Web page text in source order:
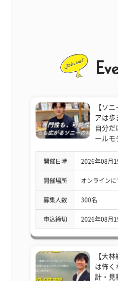
【ソ
アは歩
自分だ
ールモ
開催日時 2026年08月
開催場所 オンラインに
募集人数 300名
申込締切 2026年08月
【大
は怖く
計・見